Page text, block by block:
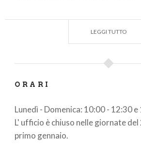
LEGGI TUTTO
ORARI
Lunedì - Domenica: 10:00 - 12:30
L' ufficio è chiuso nelle giornate
primo gennaio.